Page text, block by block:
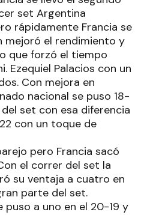
set Argentina
rápidamente Francia se
mejoró el rendimiento y
que forzó el tiempo
Ezequiel Palacios con un
Con mejora en
nacional se puso 18-
set con esa diferencia
con un toque de
pero Francia sacó
el correr del set la
su ventaja a cuatro en
parte del set.
puso a uno en el 20-19 y